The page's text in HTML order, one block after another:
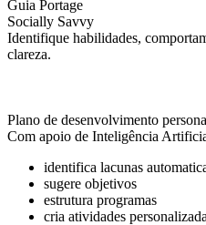
Guia Portage
Socially Savvy
Identifique habilidades,
clareza.
Plano de desenvolvimento
Com apoio de Inteligência
identifica lacunas
sugere objetivos
estrutura programas
cria atividades